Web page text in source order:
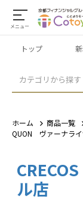
メニュー
カテゴリから探す
トップ
ホーム
商品一覧
QUON ヴァーナライ
ル店